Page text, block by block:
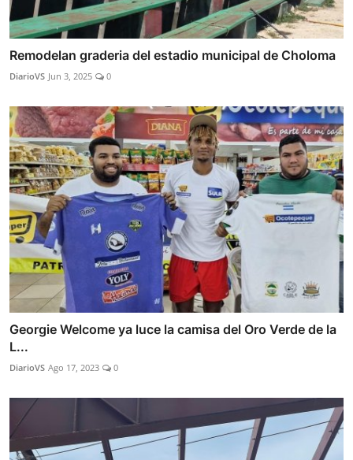
Remodelan graderia del estadio municipal de Choloma
DiarioVS Jun 3, 2025 0
Georgie Welcome ya luce la camisa del Oro Verde de la
L...
DiarioVS Ago 17, 2023 0